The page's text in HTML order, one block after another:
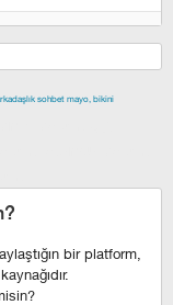
sohbet mayo, bikini
bir platform,